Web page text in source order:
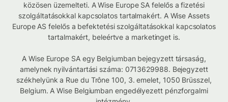
közösen üzemelteti. A Wise Europe SA felelős a fizetési
szolgáltatásokkal kapcsolatos tartalmakért. A Wise Assets
Europe AS felelős a befektetési szolgáltatásokkal kapcsolatos
tartalmakért, beleértve a marketinget is.
A Wise Europe SA egy Belgiumban bejegyzett társaság,
amelynek nyilvántartási száma: 0713629988. Bejegyzett
székhelyünk a Rue du Trône 100, 3. emelet, 1050 Brüsszel,
Belgium. A Wise Belgiumban engedélyezett pénzforgalmi